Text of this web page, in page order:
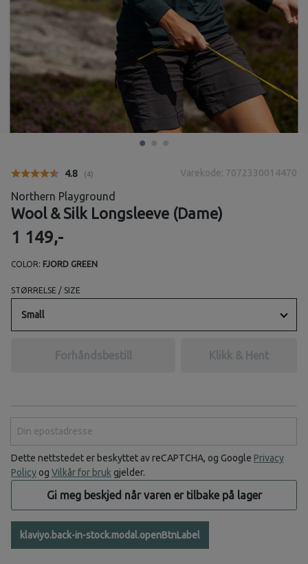
Gjennomsnittskarakter:
4.8 (stemmer:
4) Varekode: 7072330014470
Northern Playground
Wool & Silk Longsleeve (Dame)
1 149,-
COLOR: FJORD GREEN
STØRRELSE / SIZE
Small
Forhåndsbestill Klikk & Hent
Dette nettstedet er beskyttet av reCAPTCHA, og Google Privacy
Policy og Vilkår for bruk gjelder.
Gi meg beskjed når varen er tilbake på lager
klaviyo.back-in-stock.modal.openBtnLabel